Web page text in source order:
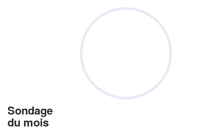
Sondage
du mois